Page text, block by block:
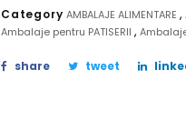
CategoryAMBALAJE ALIMENTARE,
Ambalaje pentru PATISERII ,
share tweet